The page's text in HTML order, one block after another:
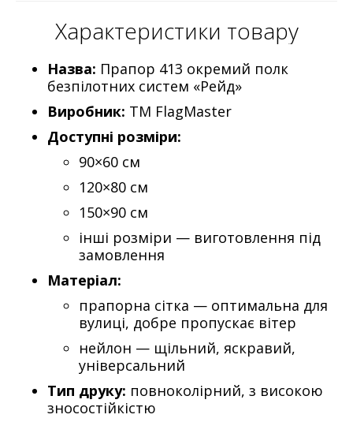
Характеристики товару
Назва: Прапор 413 окремий полк
безпілотних систем «Рейд»
Виробник: ТМ FlagMaster
Доступні розміри:
90×60 см
120×80 см
150×90 см
інші розміри — виготовлення під
замовлення
Матеріал:
прапорна сітка — оптимальна для
вулиці, добре пропускає вітер
нейлон — щільний, яскравий,
універсальний
Тип друку: повноколірний, з високою
зносостійкістю